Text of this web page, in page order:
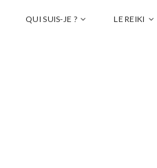
QUI SUIS-JE ? LE REIKI